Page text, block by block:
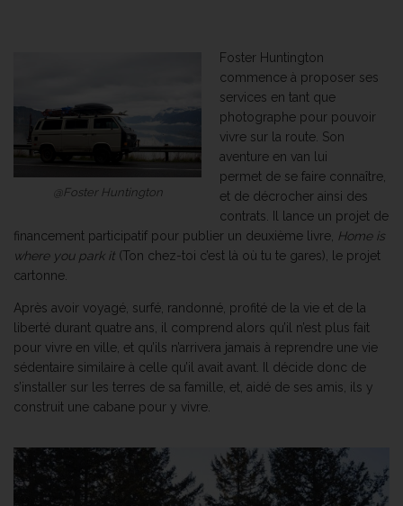
@Foster Huntington
Foster Huntington
commence à proposer ses
services en tant que
photographe pour pouvoir
vivre sur la route. Son
aventure en van lui
permet de se faire connaître,
et de décrocher ainsi des
contrats. Il lance un projet de
financement participatif pour publier un deuxième livre, Home is
where you park it (Ton chez-toi c’est là où tu te gares), le projet
cartonne.
Après avoir voyagé, surfé, randonné, profité de la vie et de la
liberté durant quatre ans, il comprend alors qu’il n’est plus fait
pour vivre en ville, et qu’ils n’arrivera jamais à reprendre une vie
sédentaire similaire à celle qu’il avait avant. Il décide donc de
s’installer sur les terres de sa famille, et, aidé de ses amis, ils y
construit une cabane pour y vivre.